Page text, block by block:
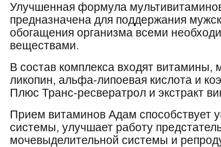
Улучшенная формула
предназначена для поддержания
обогащения организма всеми
веществами.
В состав комплекса входят витамины,
ликопин, альфа-липоевая кислота и
Плюс Транс-ресвератрол и экстракт
Прием витаминов Адам способствует
системы, улучшает работу
мочевыделительной системы и